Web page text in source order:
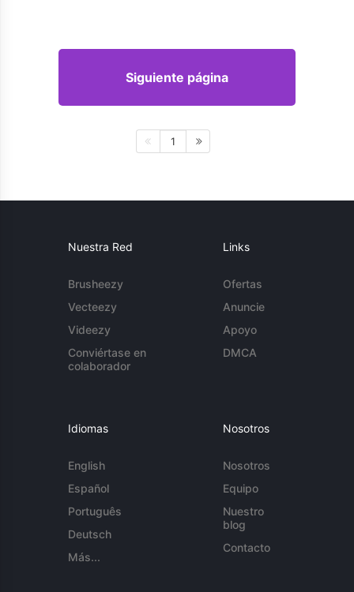
Siguiente página
1
Nuestra Red
Brusheezy
Vecteezy
Videezy
Conviértase en
colaborador
Links
Ofertas
Anuncie
Apoyo
DMCA
Idiomas
English
Español
Português
Deutsch
Más...
Nosotros
Nosotros
Equipo
Nuestro
blog
Contacto